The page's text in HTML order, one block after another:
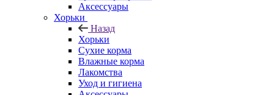
Аксессуары
Хорьки
Назад
Хорьки
Сухие корма
Влажные корма
Лакомства
Уход и гигиена